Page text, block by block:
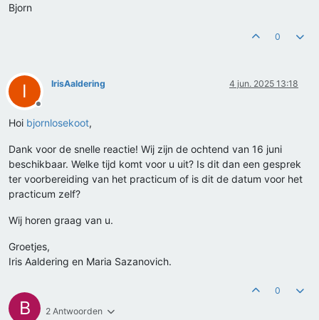
Bjorn
0
I
Offline
IrisAaldering 4 jun. 2025 13:18
Hoi bjornlosekoot,
Dank voor de snelle reactie! Wij zijn de ochtend van 16 juni
beschikbaar. Welke tijd komt voor u uit? Is dit dan een gesprek
ter voorbereiding van het practicum of is dit de datum voor het
practicum zelf?
Wij horen graag van u.
Groetjes,
Iris Aaldering en Maria Sazanovich.
B 2 Antwoorden
0